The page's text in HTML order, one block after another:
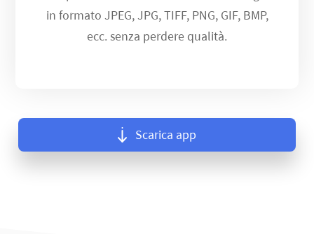
in formato JPEG, JPG, TIFF, PNG, GIF, BMP,
ecc. senza perdere qualità.
Scarica app